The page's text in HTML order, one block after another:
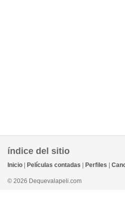
índice del sitio
Inicio Películas contadas Perfiles
© 2026 Dequevalapeli.com